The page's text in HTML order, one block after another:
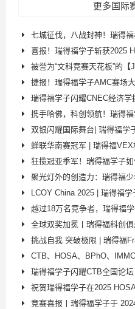
更多国际
七城征伐，八战封神！瑞得福机器人
喜报！瑞得福学子斩获2025
被誉为“文科竞赛天花板”的【John
捷报！瑞得福学子AMC赛场大放
瑞得福学子闪耀CNEC经济学挑战赛，四
携手哈佛，科创领航！瑞得福学校
双银闪耀国际舞台| 瑞得福学子勇夺【第
蝉联华南赛冠军 | 瑞得福VEX机器人
狂揽冠亚季军！瑞得福学子如何一
聚光灯外的创造力：瑞得福
LCOY China 2025 | 瑞得福学子
越过18万名竞争者，瑞得福学子占位
全球双奖加冕丨瑞得福科创俱乐部【
挑战自我 突破极限 | 瑞得福Frank 高
CTB、HOSA、BPhO、IMMC、CCC、
瑞得福学子闪耀CTB全国论
祝贺瑞得福学子在2025
竞赛喜报丨瑞得福学子于 2024